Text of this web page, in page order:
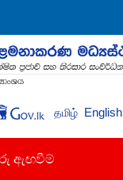
தமிழ் English
ඇඟවීම්